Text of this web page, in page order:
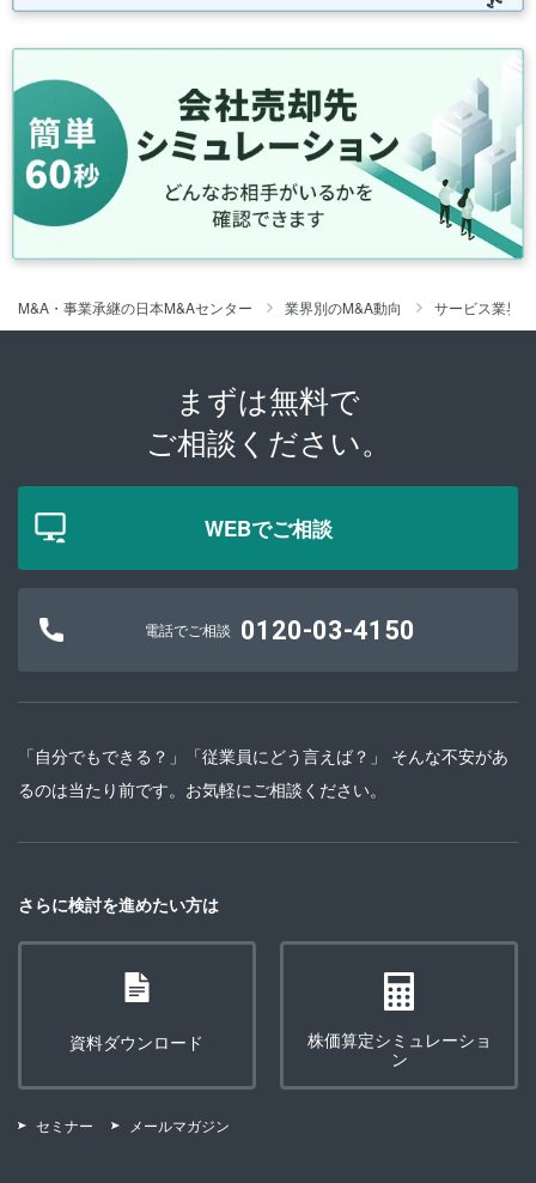
M&A・事業承継の日本M&Aセンター 業界別のM&A動向 サービス業界
まずは無料で
ご相談ください。
WEBでご相談
電話でご相談 0120-03-4150
「自分でもできる？」「従業員にどう言えば？」 そんな不安があ
るのは当たり前です。お気軽にご相談ください。
さらに検討を進めたい方は
資料ダウンロード
株価算定シミュレーショ
ン
セミナー メールマガジン